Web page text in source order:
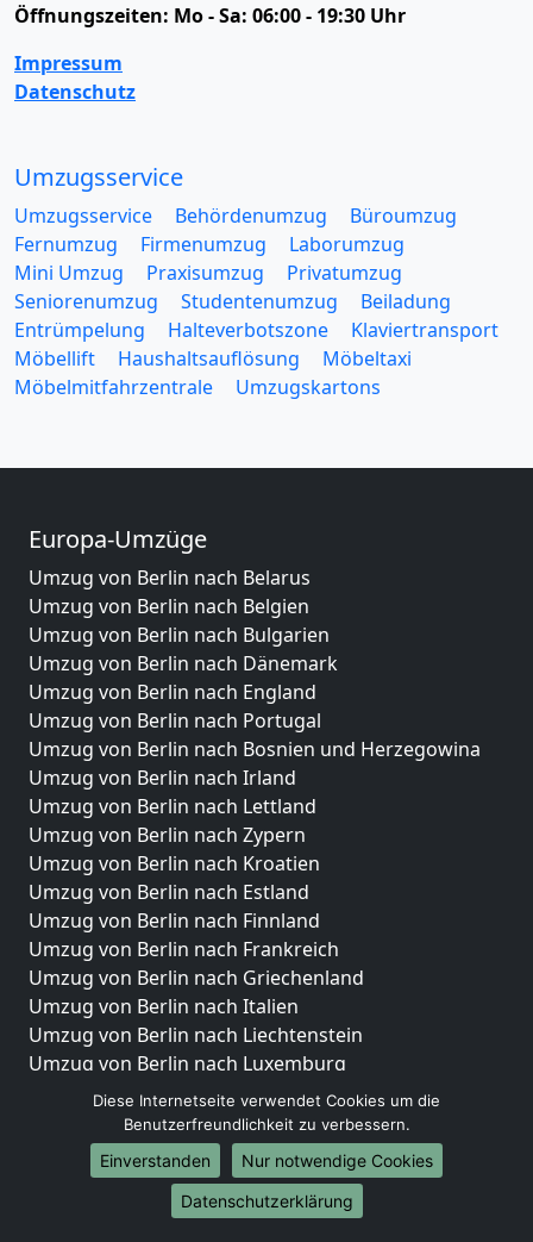
Öffnungszeiten: Mo - Sa: 06:00 - 19:30 Uhr
Impressum
Datenschutz
Umzugsservice
Umzugsservice Behördenumzug
Büroumzug
Fernumzug
Firmenumzug
Laborumzug
Mini Umzug
Praxisumzug
Privatumzug
Seniorenumzug
Studentenumzug
Beiladung
Entrümpelung
Halteverbotszone
Klaviertransport
Möbellift
Haushaltsauflösung
Möbeltaxi
Möbelmitfahrzentrale
Umzugskartons
Europa-Umzüge
Umzug von Berlin nach Belarus
Umzug von Berlin nach Belgien
Umzug von Berlin nach Bulgarien
Umzug von Berlin nach Dänemark
Umzug von Berlin nach England
Umzug von Berlin nach Portugal
Umzug von Berlin nach Bosnien und Herzegowina
Umzug von Berlin nach Irland
Umzug von Berlin nach Lettland
Umzug von Berlin nach Zypern
Umzug von Berlin nach Kroatien
Umzug von Berlin nach Estland
Umzug von Berlin nach Finnland
Umzug von Berlin nach Frankreich
Umzug von Berlin nach Griechenland
Umzug von Berlin nach Italien
Umzug von Berlin nach Liechtenstein
Umzug von Berlin nach Luxemburg
Umzug von Berlin nach Niederlande
Umzug von Berlin nach Norwegen
Umzüge-Deutschlandweit
Umzug von Berlin nach Berlin
Diese Internetseite verwendet Cookies um die
Benutzerfreundlichkeit zu verbessern.
Einverstanden
Nur notwendige Cookies
Datenschutzerklärung